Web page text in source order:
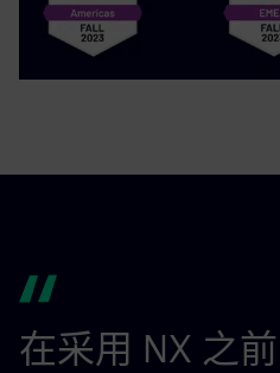
在采用 NX 之